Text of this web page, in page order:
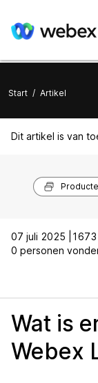
Start / Artikel
Dit artikel is van
07 juli 2025 |
1673
0 personen
Wat is
Webex